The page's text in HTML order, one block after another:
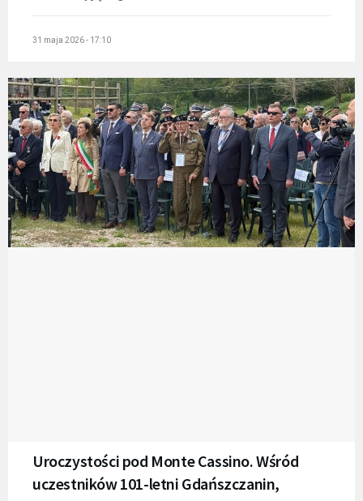
31 maja 2026 - 17:10
Uroczystości pod Monte Cassino. Wśród
uczestników 101-letni Gdańszczanin,